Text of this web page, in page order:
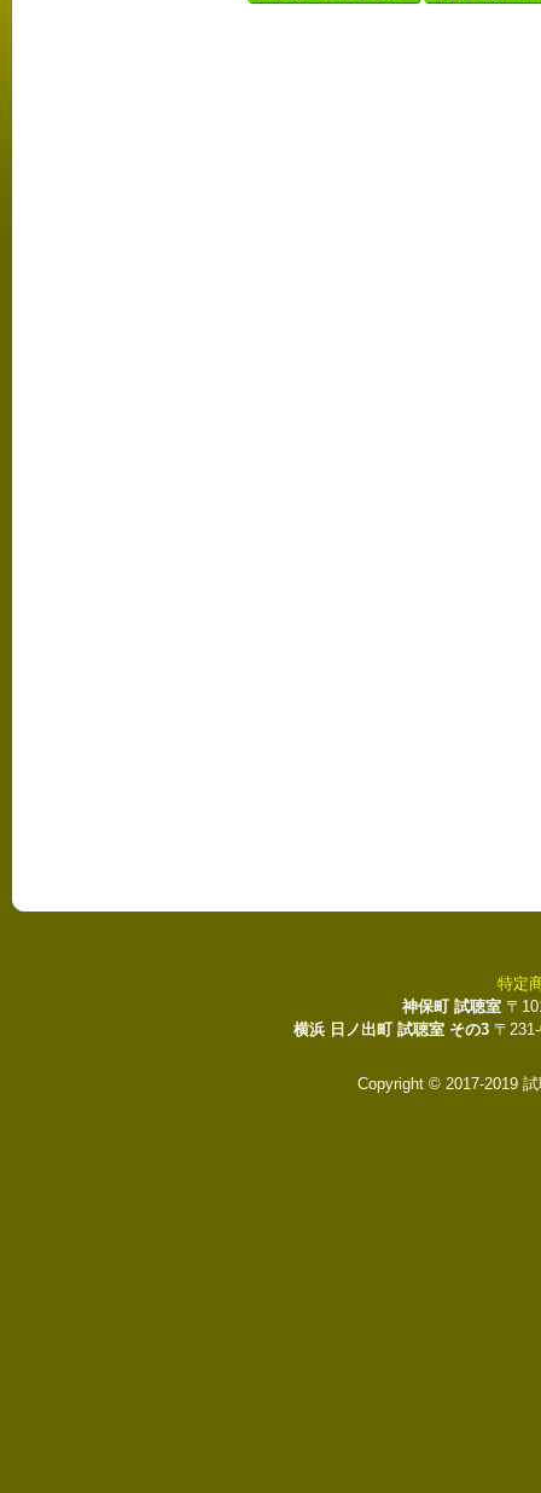
特定
神保町 試聴室 〒
横浜 日ノ出町 試聴室 その3 〒
Copyright © 2017-2019